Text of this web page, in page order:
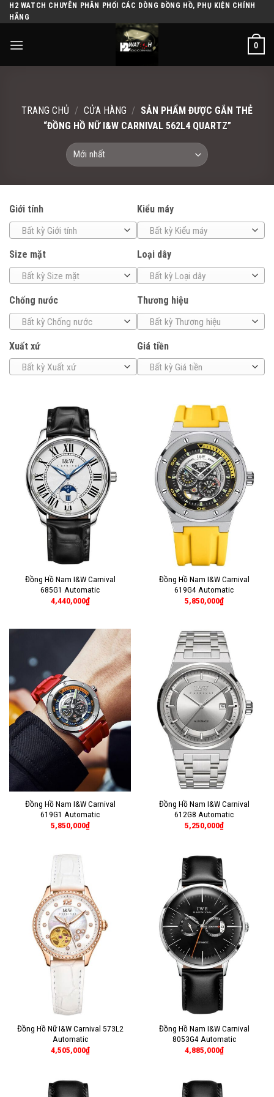
Skip
to
content
H2 WATCH CHUYÊN PHÂN PHỐI CÁC DÒNG ĐỒNG HỒ, PHỤ KIỆN CHÍNH
HÃNG
0
TRANG CHỦ / CỬA HÀNG / SẢN PHẨM ĐƯỢC GẮN THẺ
“ĐỒNG HỒ NỮ I&W CARNIVAL 562L4 QUARTZ”
Giới tính
Bất kỳ Giới tính
Kiểu máy
Bất kỳ Kiểu máy
Size mặt
Bất kỳ Size mặt
Loại dây
Bất kỳ Loại dây
Chống nước
Bất kỳ Chống nước
Thương hiệu
Bất kỳ Thương hiệu
Xuất xứ
Bất kỳ Xuất xứ
Giá tiền
Bất kỳ Giá tiền
Đồng Hồ Nam I&W Carnival
685G1 Automatic
4,440,000₫
Đồng Hồ Nam I&W Carnival
619G4 Automatic
5,850,000₫
Đồng Hồ Nam I&W Carnival
619G1 Automatic
5,850,000₫
Đồng Hồ Nam I&W Carnival
612G8 Automatic
5,250,000₫
Đồng Hồ Nữ I&W Carnival 573L2
Automatic
4,505,000₫
Đồng Hồ Nam I&W Carnival
8053G4 Automatic
4,885,000₫